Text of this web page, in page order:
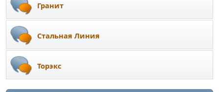
Гранит
Стальная Линия
Торэкс